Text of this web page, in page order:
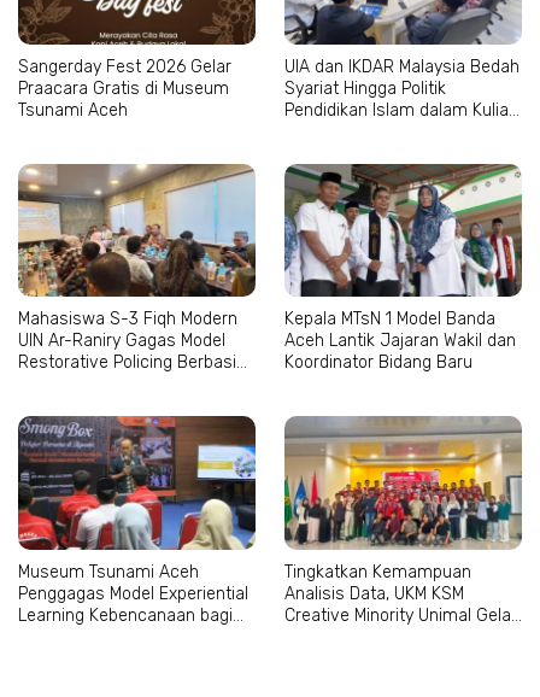
Sangerday Fest 2026 Gelar
Praacara Gratis di Museum
Tsunami Aceh
UIA dan IKDAR Malaysia Bedah
Syariat Hingga Politik
Pendidikan Islam dalam Kuliah
Mahasiswa S-3 Fiqh Modern
UIN Ar-Raniry Gagas Model
Restorative Policing Berbasis
Kepala MTsN 1 Model Banda
Aceh Lantik Jajaran Wakil dan
Koordinator Bidang Baru
Museum Tsunami Aceh
Penggagas Model Experiential
Learning Kebencanaan bagi
Tingkatkan Kemampuan
Analisis Data, UKM KSM
Creative Minority Unimal Gelar